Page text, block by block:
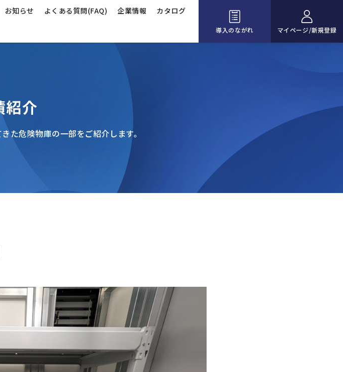
お知らせ よくある質問(FAQ) 企業情報 カタログ
導入のながれ マイページ/新規登録
紹介
きた危険物庫の一部をご紹介します。